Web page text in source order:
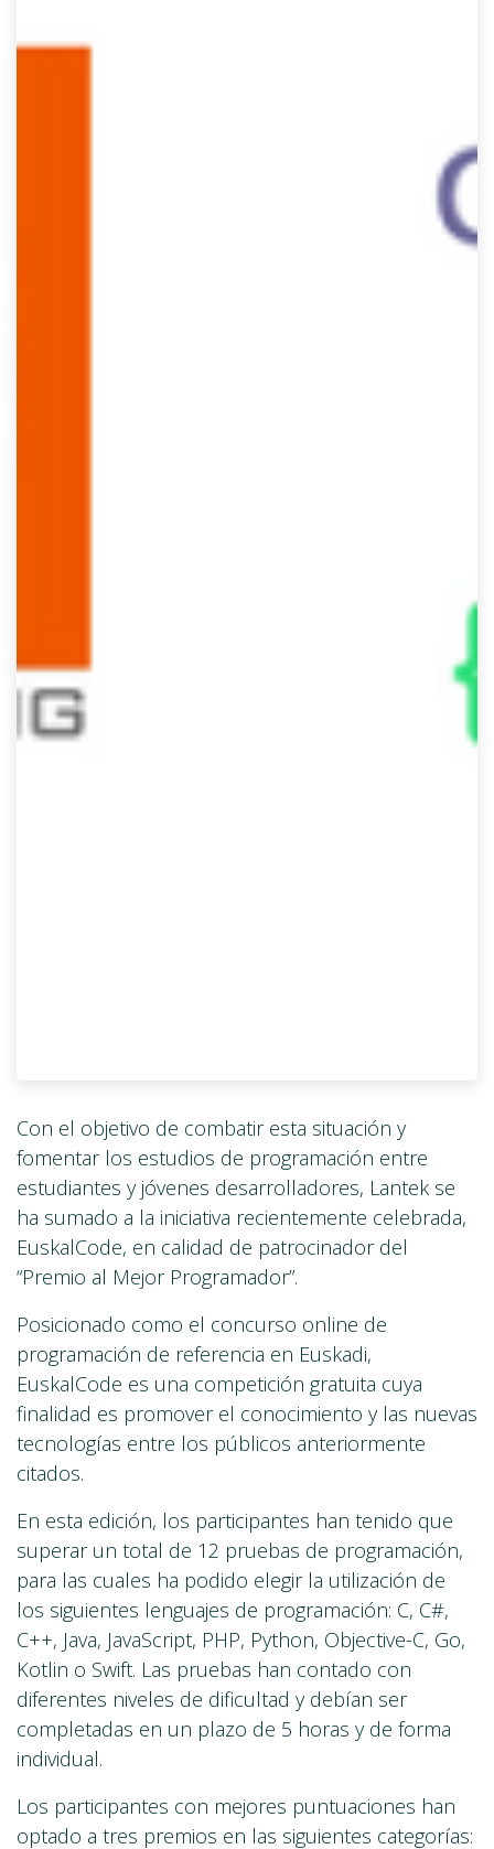
Con el objetivo de combatir esta situación y
fomentar los estudios de programación entre
estudiantes y jóvenes desarrolladores, Lantek se
ha sumado a la iniciativa recientemente celebrada,
EuskalCode, en calidad de patrocinador del
“Premio al Mejor Programador”.
Posicionado como el concurso online de
programación de referencia en Euskadi,
EuskalCode es una competición gratuita cuya
finalidad es promover el conocimiento y las nuevas
tecnologías entre los públicos anteriormente
citados.
En esta edición, los participantes han tenido que
superar un total de 12 pruebas de programación,
para las cuales ha podido elegir la utilización de
los siguientes lenguajes de programación: C, C#,
C++, Java, JavaScript, PHP, Python, Objective-C, Go,
Kotlin o Swift. Las pruebas han contado con
diferentes niveles de dificultad y debían ser
completadas en un plazo de 5 horas y de forma
individual.
Los participantes con mejores puntuaciones han
optado a tres premios en las siguientes categorías: